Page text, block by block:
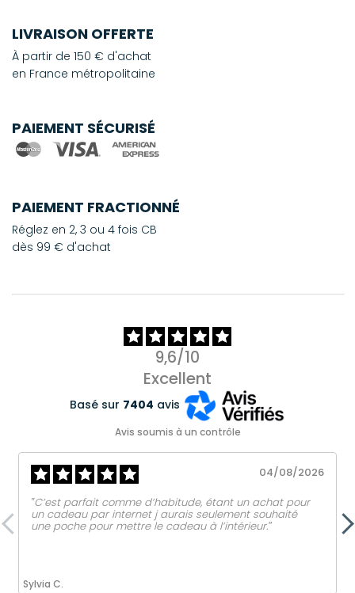
LIVRAISON OFFERTE
À partir de 150 € d'achat
en France métropolitaine
PAIEMENT SÉCURISÉ
PAIEMENT FRACTIONNÉ
Réglez en 2, 3 ou 4 fois CB
dès 99 € d'achat
9,6/10
Excellent
Basé sur 7404 avis
Avis soumis à un contrôle
Sylvia C.
04/08/2026
‟C’est parfait comme d’habitude, étant un achat pour
un cadeau par internet j aurais seulement souhaité
une poche pour mettre le cadeau à l’intérieur.ˮ